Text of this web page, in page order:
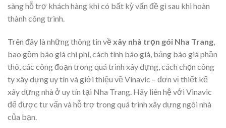
sàng hỗ trợ khách hàng khi có bất kỳ vấn đề gì sau khi hoàn
thành công trình.
Trên đây là những thông tin về xây nhà trọn gói Nha Trang
bao gồm báo giá chi phí, cách tính báo giá, bảng báo giá phần
thô, các công đoạn trong quá trình xây dựng, cách chọn công
ty xây dựng uy tín và giới thiệu về Vinavic – đơn vị thiết kế
xây dựng nhà ở uy tín tại Nha Trang. Hãy liên hệ với Vinavic
để được tư vấn và hỗ trợ trong quá trình xây dựng ngôi nhà
của bạn.